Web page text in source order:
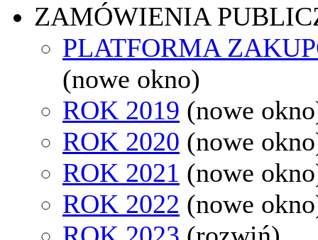
ZAMÓWIENIA
PLATFORMA
(nowe okno)
ROK 2019 (nowe
ROK 2020 (nowe
ROK 2021 (nowe
ROK 2022 (nowe